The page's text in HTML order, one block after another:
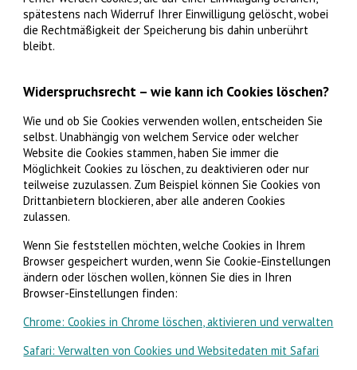
spätestens nach Widerruf Ihrer Einwilligung gelöscht, wobei
die Rechtmäßigkeit der Speicherung bis dahin unberührt
bleibt.
Widerspruchsrecht – wie kann ich Cookies löschen?
Wie und ob Sie Cookies verwenden wollen, entscheiden Sie
selbst. Unabhängig von welchem Service oder welcher
Website die Cookies stammen, haben Sie immer die
Möglichkeit Cookies zu löschen, zu deaktivieren oder nur
teilweise zuzulassen. Zum Beispiel können Sie Cookies von
Drittanbietern blockieren, aber alle anderen Cookies
zulassen.
Wenn Sie feststellen möchten, welche Cookies in Ihrem
Browser gespeichert wurden, wenn Sie Cookie-Einstellungen
ändern oder löschen wollen, können Sie dies in Ihren
Browser-Einstellungen finden:
Chrome: Cookies in Chrome löschen, aktivieren und verwalten
Safari: Verwalten von Cookies und Websitedaten mit Safari